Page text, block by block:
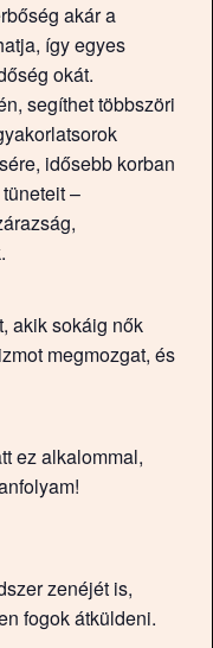
akár a
így egyes
okát.
segíthet többszöri
idősebb korban
–
akik sokáig nők
megmozgat, és
ez alkalommal,
zenéjét is,
fogok átküldeni.